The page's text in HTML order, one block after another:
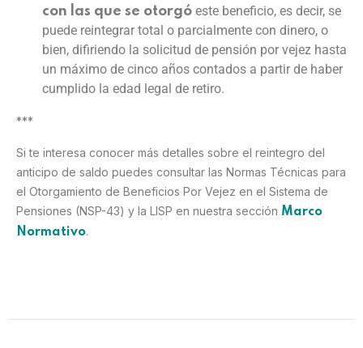
con las que se otorgó este beneficio, es decir, se
puede reintegrar total o parcialmente con dinero, o
bien, difiriendo la solicitud de pensión por vejez hasta
un máximo de cinco años contados a partir de haber
cumplido la edad legal de retiro.
***
Si te interesa conocer más detalles sobre el reintegro del
anticipo de saldo puedes consultar las Normas Técnicas para
el Otorgamiento de Beneficios Por Vejez en el Sistema de
Pensiones (NSP-43) y la LISP en nuestra sección Marco
Normativo.